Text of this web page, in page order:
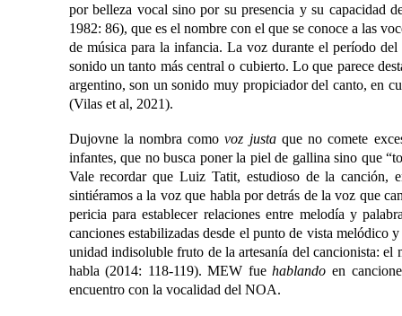
por belleza vocal sino por su presencia y su capacidad
1982: 86), que es el nombre con el que se conoce a las
de música para la infancia. La voz durante el período
sonido un tanto más central o cubierto. Lo que parece
argentino, son un sonido muy propiciador del canto, en
(Vilas et al, 2021).
Dujovne la nombra comovoz justaque no comete
infantes, que no busca poner la piel de gallina sino que
Vale recordar que Luiz Tatit, estudioso de la canción,
sintiéramos a la voz que habla por detrás de la voz que
pericia para establecer relaciones entre melodía y
canciones estabilizadas desde el punto de vista
unidad indisoluble fruto de la artesanía del cancionista: el
habla (2014: 118-119). MEW fuehablando en
encuentro con la vocalidad del NOA.